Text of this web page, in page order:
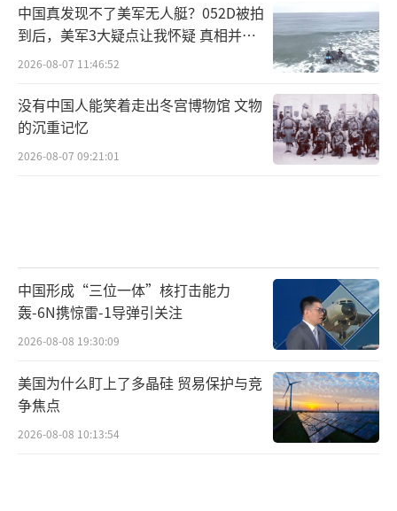
中国真发现不了美军无人艇？052D被拍
到后，美军3大疑点让我怀疑 真相并非
如此
2026-08-07 11:46:52
没有中国人能笑着走出冬宫博物馆 文物
的沉重记忆
2026-08-07 09:21:01
中国形成“三位一体”核打击能力
轰-6N携惊雷-1导弹引关注
2026-08-08 19:30:09
美国为什么盯上了多晶硅 贸易保护与竞
争焦点
2026-08-08 10:13:54